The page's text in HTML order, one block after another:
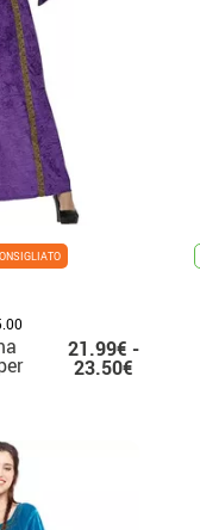
21.99€ -
23.50€